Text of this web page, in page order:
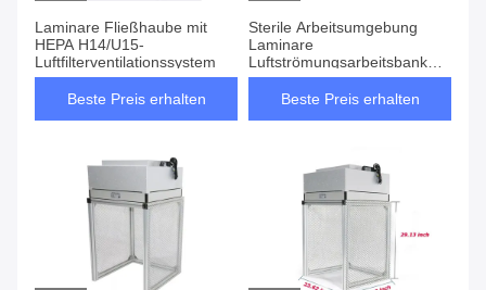
Laminare Fließhaube mit
HEPA H14/U15-
Luftfilterventilationssystem
Beste Preis erhalten
Sterile Arbeitsumgebung
Laminare
Luftströmungsarbeitsbank
mit HEPA H14/U15 Filterart
und 600*600*740 Tischgröße
Beste Preis erhalten